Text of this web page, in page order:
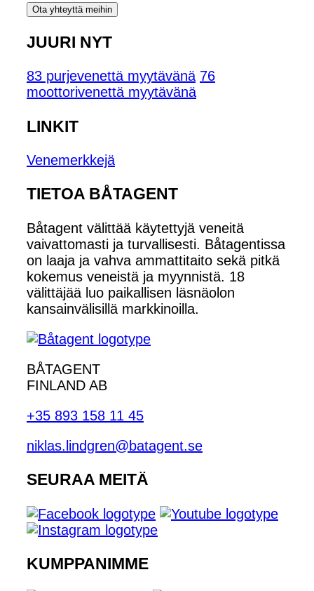
Ota yhteyttä meihin
JUURI NYT
83 purjevenettä myytävänä 76
moottorivenettä myytävänä
LINKIT
Venemerkkejä
TIETOA BÅTAGENT
Båtagent välittää käytettyjä veneitä
vaivattomasti ja turvallisesti. Båtagentissa
on laaja ja vahva ammattitaito sekä pitkä
kokemus veneistä ja myynnistä. 18
välittäjää luo paikallisen läsnäolon
kansainvälisillä markkinoilla.
BÅTAGENT
FINLAND AB
+35 893 158 11 45
niklas.lindgren@batagent.se
SEURAA MEITÄ
KUMPPANIMME